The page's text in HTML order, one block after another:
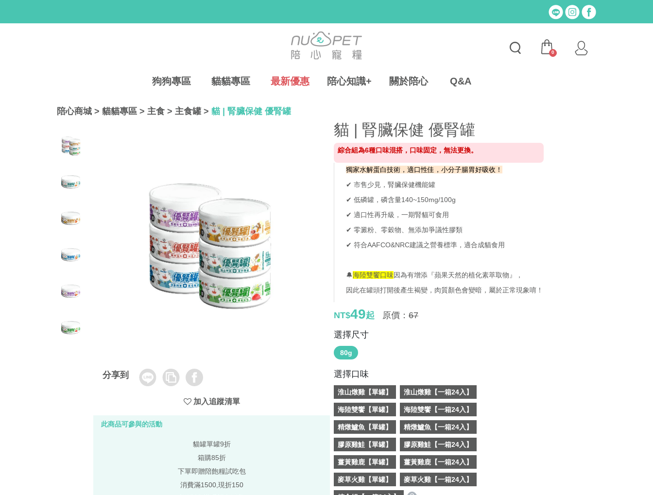
狗狗專區 貓貓專區 最新優惠 陪心知識+ 關於陪心 Q&A
0
陪心商城 > 貓貓專區 > 主食 > 主食罐> 貓 | 腎臟保健 優腎罐
分享到 Line
Copy
Link
Facebook
加入追蹤清單
此商品可參與的活動
貓罐單罐9折
箱購85折
下單即贈陪飽糧試吃包
消費滿1500,現折150
貓 | 腎臟保健 優腎罐
綜合組為6種口味混搭，口味固定，無法更換。
獨家水解蛋白技術，適口性佳，小分子腸胃好吸收！
✔ 市售少見，腎臟保健機能罐
✔ 低磷罐，磷含量140~150mg/100g
✔ 適口性再升級，一期腎貓可食用
✔ 零澱粉、零穀物、無添加爭議性膠類
✔ 符合AAFCO&NRC建議之營養標準，適合成貓食用
🔔海陸雙饗口味因為有增添『蘋果天然的植化素萃取物』，
因此在罐頭打開後產生褐變，肉質顏色會變暗，屬於正常現象唷！
NT$49起 原價： 67
選擇尺寸
80g
選擇口味
淮山燉雞【單罐】 淮山燉雞【一箱24入】
海陸雙饗【單罐】 海陸雙饗【一箱24入】
精燉鱸魚【單罐】 精燉鱸魚【一箱24入】
膠原雞鮭【單罐】 膠原雞鮭【一箱24入】
薑黃雞鹿【單罐】 薑黃雞鹿【一箱24入】
麥草火雞【單罐】 麥草火雞【一箱24入】